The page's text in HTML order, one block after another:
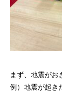
まず、地震がお
例）地震が起き